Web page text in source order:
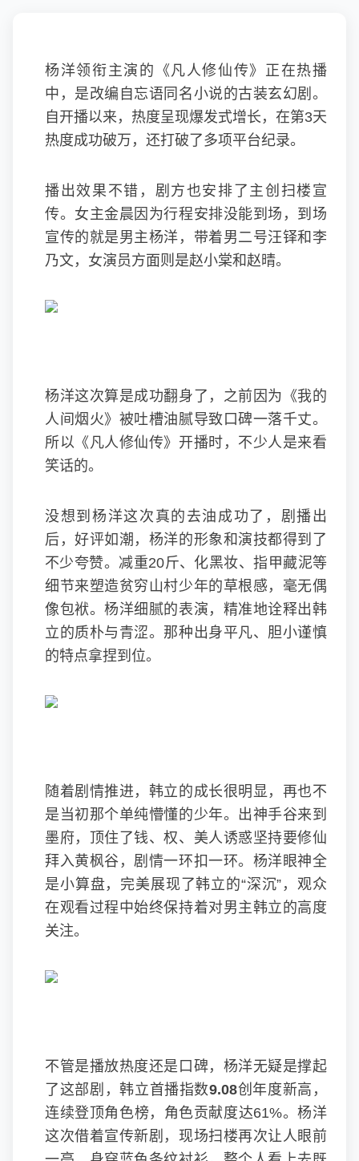
杨洋领衔主演的《凡人修仙传》正在热播
中，是改编自忘语同名小说的古装玄幻剧。
自开播以来，热度呈现爆发式增长，在第3天
热度成功破万，还打破了多项平台纪录。
播出效果不错，剧方也安排了主创扫楼宣
传。女主金晨因为行程安排没能到场，到场
宣传的就是男主杨洋，带着男二号汪铎和李
乃文，女演员方面则是赵小棠和赵晴。
杨洋这次算是成功翻身了，之前因为《我的
人间烟火》被吐槽油腻导致口碑一落千丈。
所以《凡人修仙传》开播时，不少人是来看
笑话的。
没想到杨洋这次真的去油成功了，剧播出
后，好评如潮，杨洋的形象和演技都得到了
不少夸赞。减重20斤、化黑妆、指甲藏泥等
细节来塑造贫穷山村少年的草根感，毫无偶
像包袱。杨洋细腻的表演，精准地诠释出韩
立的质朴与青涩。那种出身平凡、胆小谨慎
的特点拿捏到位。
随着剧情推进，韩立的成长很明显，再也不
是当初那个单纯懵懂的少年。出神手谷来到
墨府，顶住了钱、权、美人诱惑坚持要修仙
拜入黄枫谷，剧情一环扣一环。杨洋眼神全
是小算盘，完美展现了韩立的“深沉”，观众
在观看过程中始终保持着对男主韩立的高度
关注。
不管是播放热度还是口碑，杨洋无疑是撑起
了这部剧，韩立首播指数9.08创年度新高，
连续登顶角色榜，角色贡献度达61%。杨洋
这次借着宣传新剧，现场扫楼再次让人眼前